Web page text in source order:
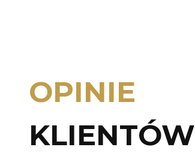
OPINIE
KLIENTÓW